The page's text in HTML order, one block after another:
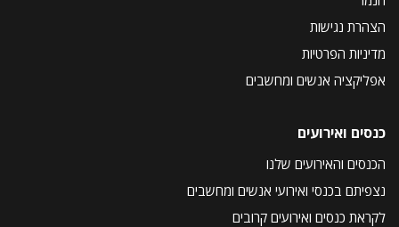
הצהרת נגישות
מדיניות הפרטיות
אפליקציה אנשים ומחשבים
כנסים ואירועים
הכנסים והאירועים שלנו
נצפיתם בכנסי ואירועי אנשים ומחשבים
לקראת כנסים ואירועים קרובים